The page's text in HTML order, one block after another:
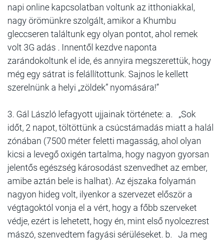
napi online kapcsolatban voltunk az itthoniakkal,
nagy örömünkre szolgált, amikor a Khumbu
gleccseren találtunk egy olyan pontot, ahol remek
volt 3G adás . Innentől kezdve naponta
zarándokoltunk el ide, és annyira megszerettük, hogy
még egy sátrat is felállítottunk. Sajnos le kellett
szerelnünk a helyi „zöldek” nyomására!”
3. Gál László lefagyott ujjainak története: a. „Sok
időt, 2 napot, töltöttünk a csúcstámadás miatt a halál
zónában (7500 méter feletti magasság, ahol olyan
kicsi a levegő oxigén tartalma, hogy nagyon gyorsan
jelentős egészség károsodást szenvedhet az ember,
amibe aztán bele is halhat). Az éjszaka folyamán
nagyon hideg volt, ilyenkor a szervezet először a
végtagoktól vonja el a vért, hogy a főbb szerveket
védje, ezért is lehetett, hogy én, mint első nyolcezrest
mászó, szenvedtem fagyási sérüléseket. b. Ja meg